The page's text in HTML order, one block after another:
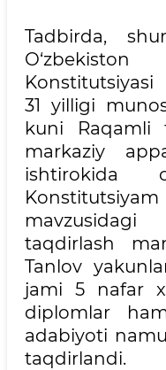
Tadbirda,
31 yilligi
kuni Raqamli
markaziy
ishtirokida
taqdirlash
Tanlov
jami 5 nafar
diplomlar
adabiyoti
taqdirlandi.